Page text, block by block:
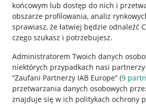
końcowym lub dostęp do nich i
obszarze profilowania, analiz
sprawiasz, że łatwiej będzie odnaleźć
czego szukasz i potrzebujesz.
Administratorem Twoich danych
niektórych przypadkach nasi partnerzy
“Zaufani Partnerzy IAB Europe” (9
przetwarzania danych osobowych
znajduje się w ich politykach ochrony
Przydatne informacje
Jak to działa
Napisz do nas